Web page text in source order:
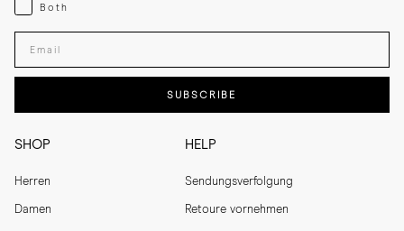
SHOP
Herren
Damen
HELP
Sendungsverfolgung
Retoure vornehmen
Both
Enter your email adress
SUBSCRIBE